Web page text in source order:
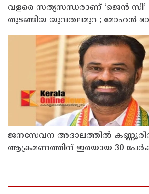
വളരെ സത്യസന്ധരാണ് ‘ജെൻ
തുടങ്ങിയ യുവതലമുറ ; മോഹൻ
ജനസേവന അദാലത്തിൽ
ആക്രമണത്തിന് ഇരയായ 30